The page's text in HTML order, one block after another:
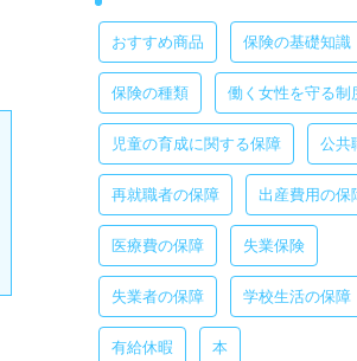
おすすめ商品 保険の基礎知識
保険の種類 働く女性を守る制
児童の育成に関する保障 公共
再就職者の保障 出産費用の保
医療費の保障 失業保険
失業者の保障 学校生活の保障
有給休暇 本